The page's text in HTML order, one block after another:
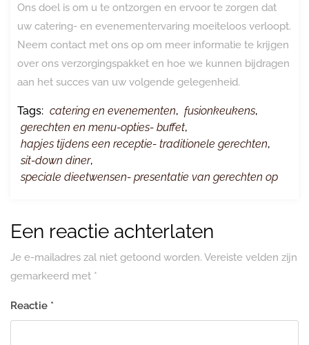
Ons doel is om u te ontzorgen en ervoor te zorgen dat
uw catering- en evenementervaring moeiteloos verloopt.
Neem contact met ons op om meer informatie te krijgen
over ons verzorgingspakket en hoe we kunnen bijdragen
aan het succes van uw volgende gelegenheid.
Tags: catering en evenementen, fusionkeukens,
gerechten en menu-opties- buffet,
hapjes tijdens een receptie- traditionele gerechten,
sit-down diner,
speciale dieetwensen- presentatie van gerechten op
Een reactie achterlaten
Je e-mailadres zal niet getoond worden. Vereiste velden zijn
gemarkeerd met *
Reactie *